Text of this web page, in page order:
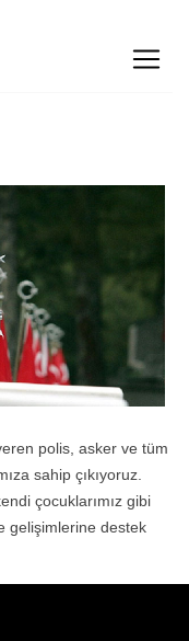
polis, asker ve tüm
sahip çıkıyoruz.
çocuklarımız gibi
gelişimlerine destek